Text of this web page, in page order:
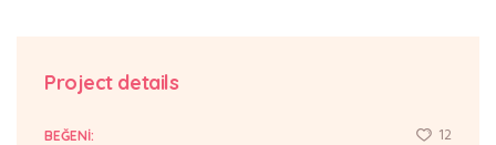
Project details
BEĞENI: 12